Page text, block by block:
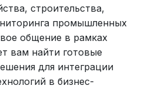
строительства,
промышленных
общение в рамках
вам найти готовые
для интеграции
в бизнес-